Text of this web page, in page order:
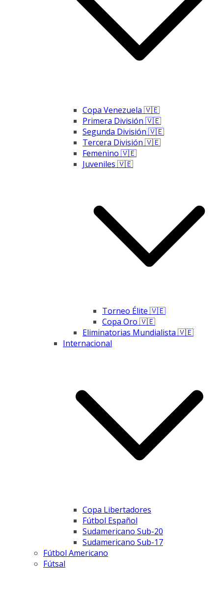
Copa Venezuela 🇻🇪
Primera División 🇻🇪
Segunda División 🇻🇪
Tercera División 🇻🇪
Femenino 🇻🇪
Juveniles 🇻🇪
Torneo Élite 🇻🇪
Copa Oro 🇻🇪
Eliminatorias Mundialista 🇻🇪
Internacional
Copa Libertadores
Fútbol Español
Sudamericano Sub-20
Sudamericano Sub-17
Fútbol Americano
Fútsal